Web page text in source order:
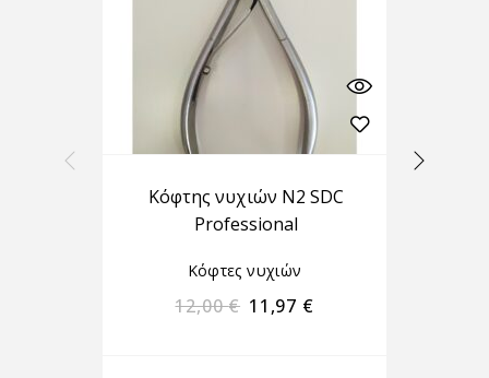
Κόφτης νυχιών N2 SDC
Professional
Κόφτες νυχιών
12,00€ 11,97 €